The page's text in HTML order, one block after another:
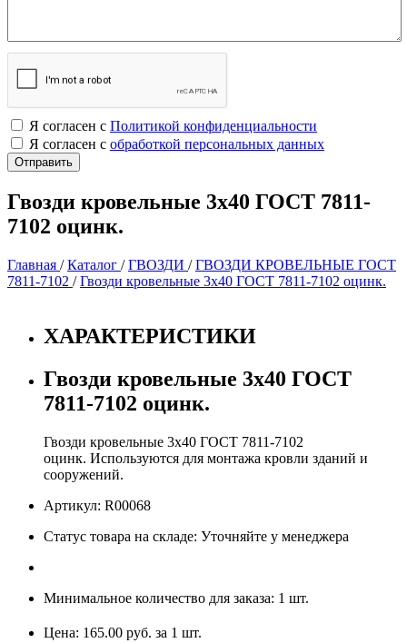
Я согласен с Политикой конфиденциальности
Я согласен с обработкой персональных данных
Гвозди кровельные 3х40 ГОСТ 7811-
7102 оцинк.
Главная /Каталог /ГВОЗДИ /ГВОЗДИ КРОВЕЛЬНЫЕ ГОСТ
7811-7102 /Гвозди кровельные 3х40 ГОСТ 7811-7102 оцинк.
ХАРАКТЕРИСТИКИ
Гвозди кровельные 3х40 ГОСТ
7811-7102 оцинк.
Гвозди кровельные 3х40 ГОСТ 7811-7102
оцинк. Используются для монтажа кровли зданий и
сооружений.
Артикул: R00068
Статус товара на складе: Уточняйте у менеджера
Минимальное количество для заказа: 1 шт.
Цена: 165.00 руб. за 1 шт.